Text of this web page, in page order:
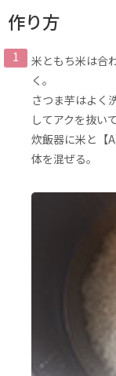
作り方
米ともち米は合
く。
さつま芋はよく
してアクを抜い
炊飯器に米と【
体を混ぜる。